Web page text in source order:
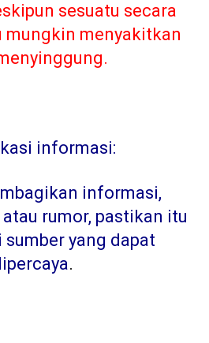
sesuatu secara
mungkin menyakitkan
informasi:
informasi,
rumor, pastikan itu
sumber yang dapat
.